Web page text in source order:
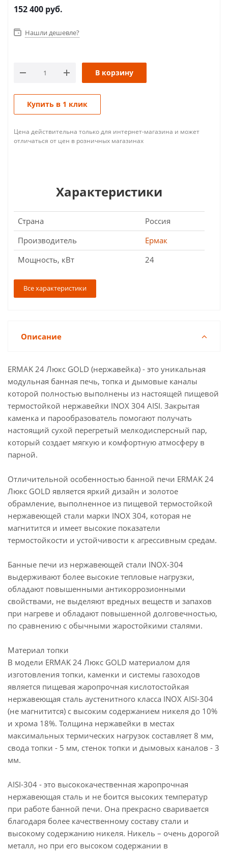
152 400 руб.
Нашли дешевле?
В корзину
Купить в 1 клик
Цена действительна только для интернет-магазина и может
отличаться от цен в розничных магазинах
Характеристики
Страна
Россия
Производитель
Ермак
Мощность, кВт
24
Все характеристики
Описание
ERMAK 24 Люкс GOLD (нержавейка) - это уникальная
модульная банная печь, топка и дымовые каналы
которой полностью выполнены из настоящей пищевой
термостойкой нержавейки INOX 304 AISI. Закрытая
каменка и парообразователь помогают получать
настоящий сухой перегретый мелкодисперсный пар,
который создает мягкую и комфортную атмосферу в
парной.
Отличительной особенностью банной печи ERMAK 24
Люкс GOLD является яркий дизайн и золотое
обрамление, выполненное из пищевой термостойкой
нержавеющей стали марки INOX 304, которая не
магнитится и имеет высокие показатели
термостойкости и устойчивости к агрессивным средам.
Банные печи из нержавеющей стали INOX-304
выдерживают более высокие тепловые нагрузки,
обладают повышенными антикоррозионными
свойствами, не выделяют вредных веществ и запахов
при нагреве и обладают повышенной долговечностью,
по сравнению с обычными жаростойкими сталями.
Материал топки
В модели ERMAK 24 Люкс GOLD материалом для
изготовления топки, каменки и системы газоходов
является пищевая жаропрочная кислотостойкая
нержавеющая сталь аустенитного класса INOX AISI-304
(не магнитится) с высоким содержанием никеля до 10%
и хрома 18%. Толщина нержавейки в местах
максимальных термических нагрузок составляет 8 мм,
свода топки - 5 мм, стенок топки и дымовых каналов - 3
мм.
AISI-304 - это высококачественная жаропрочная
нержавеющая сталь и не боится высоких температур
при работе банной печи. Она прекрасно сваривается
благодаря более качественному составу стали и
высокому содержанию никеля. Никель – очень дорогой
металл, но при его высоком содержании в